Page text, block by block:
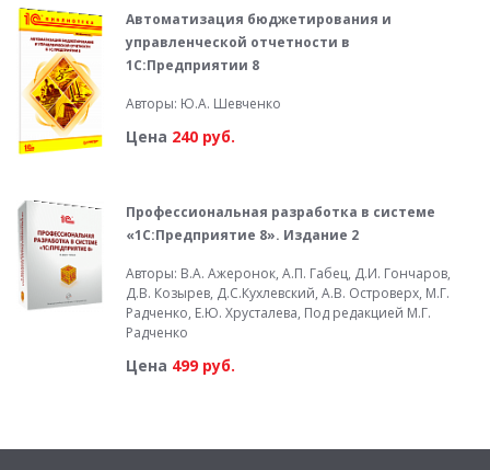
Автоматизация бюджетирования и
управленческой отчетности в
1С:Предприятии 8
Авторы: Ю.А. Шевченко
Цена 240 руб.
Профессиональная разработка в системе
«1С:Предприятие 8». Издание 2
Авторы: В.А. Ажеронок, А.П. Габец, Д.И. Гончаров,
Д.В. Козырев, Д.С.Кухлевский, А.В. Островерх, М.Г.
Радченко, Е.Ю. Хрусталева, Под редакцией М.Г.
Радченко
Цена 499 руб.